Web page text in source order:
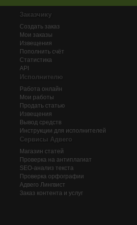
Заказчику
Создать заказ
Мои заказы
Извещения
Пополнить счёт
Статистика
API
Исполнителю
Работа онлайн
Мои работы
Продать статью
Извещения
Вывод средств
Инструкции для исполнителей
Сервисы Адвего
Магазин статей
Проверка на антиплагиат
SEO-анализ текста
Проверка орфографии
Адвего Лингвист
Заказ контента и услуг